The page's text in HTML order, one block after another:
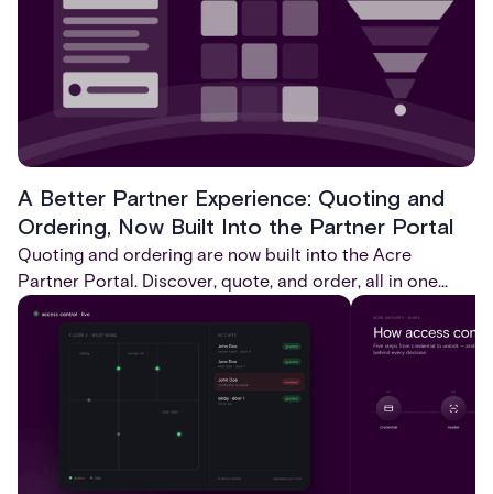
A Better Partner Experience: Quoting and
Ordering, Now Built Into the Partner Portal
Quoting and ordering are now built into the Acre
Partner Portal. Discover, quote, and order, all in one
place, without ever leaving the portal.